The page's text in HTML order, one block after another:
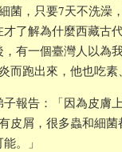
菌，只要7天不洗澡
了解為什麼西藏古
有一個臺灣人以為
而跑出來，他也吃
報告：「因為皮膚
皮屑，很多蟲和細
。」